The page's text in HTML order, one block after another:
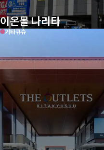
이온몰 나리타
기타큐슈